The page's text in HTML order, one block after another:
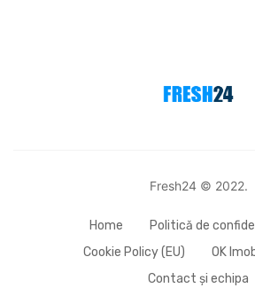
Fresh24 © 2022.
Home
Politică de
Cookie Policy (EU)
OK
Contact și echipa